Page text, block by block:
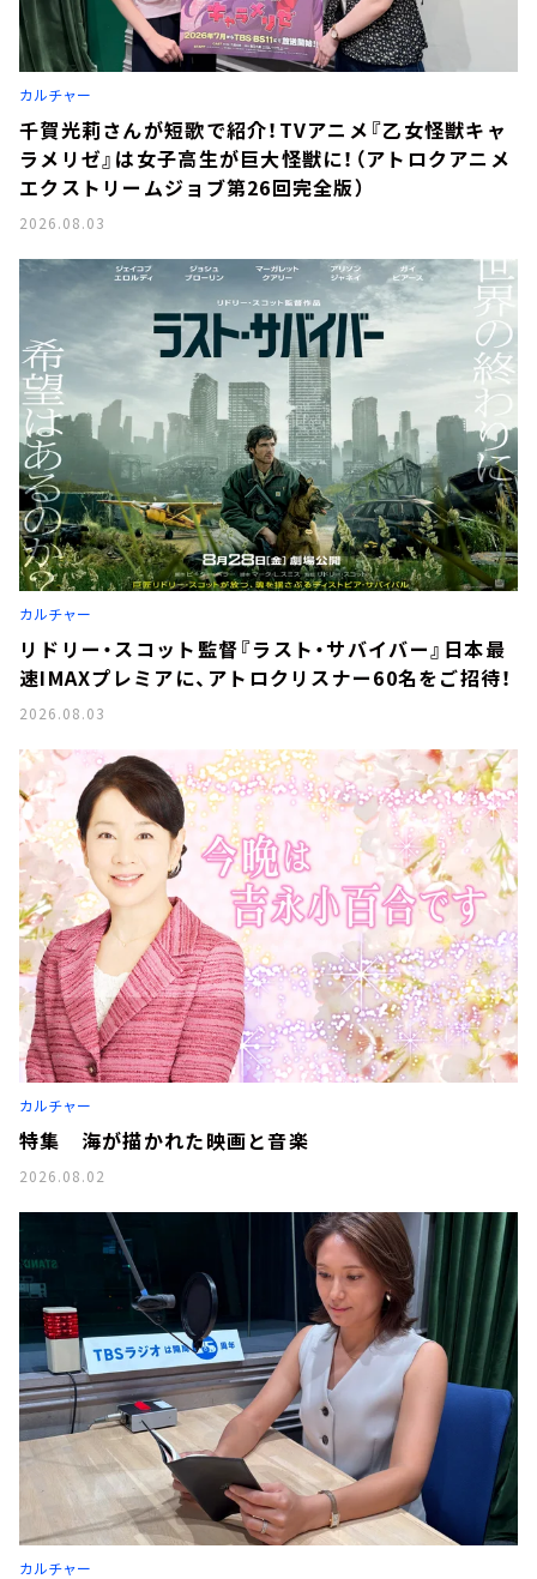
カルチャー
千賀光莉さんが短歌で紹介！TVアニメ『乙女怪獣キャ
ラメリゼ』は女子高生が巨大怪獣に！（アトロクアニメ
エクストリームジョブ第26回完全版）
2026.08.03
カルチャー
リドリー・スコット監督『ラスト・サバイバー』日本最
速IMAXプレミアに、アトロクリスナー60名をご招待！
2026.08.03
カルチャー
特集 海が描かれた映画と音楽
2026.08.02
カルチャー